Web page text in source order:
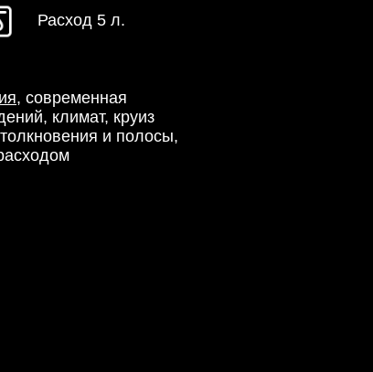
, современная
климат, круиз
и полосы,
Расход 5 л.